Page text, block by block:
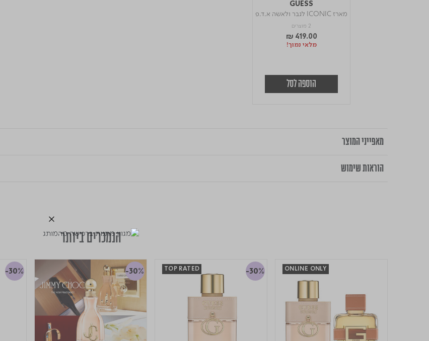
GUESS
מארז ICONIC לגבר ולאשה א.ד.פ
2 מוצרים
₪ 419.00
מלאי נמוך!
הוספה לסל
מאפייני המוצר
הוראות שימוש
הנמכרים ביותר
ONLINE ONLY
-30%
TOP RATED
-30%
-30%